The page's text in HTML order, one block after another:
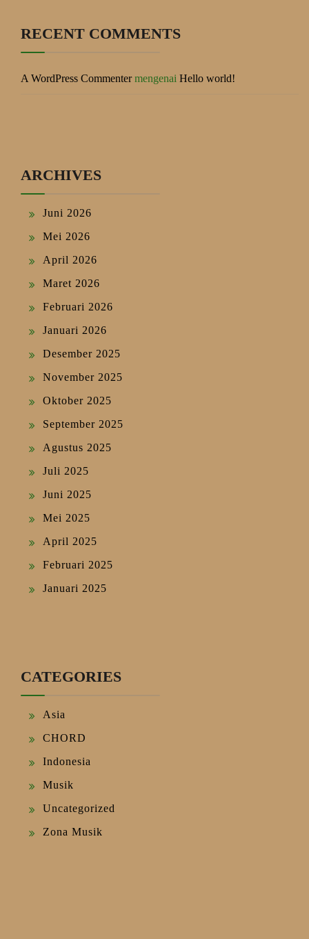
RECENT COMMENTS
A WordPress Commentermengenai Hello world!
ARCHIVES
Juni 2026
Mei 2026
April 2026
Maret 2026
Februari 2026
Januari 2026
Desember 2025
November 2025
Oktober 2025
September 2025
Agustus 2025
Juli 2025
Juni 2025
Mei 2025
April 2025
Februari 2025
Januari 2025
CATEGORIES
Asia
CHORD
Indonesia
Musik
Uncategorized
Zona Musik